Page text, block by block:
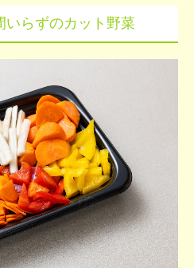
いらずのカット野菜